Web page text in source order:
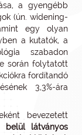
a gyengébb
(ún. widening-
egy olyan
a kutatók, a
szabadon
során folytatott
fordítandó
3,3%-ára
bevezetett
belül látványos